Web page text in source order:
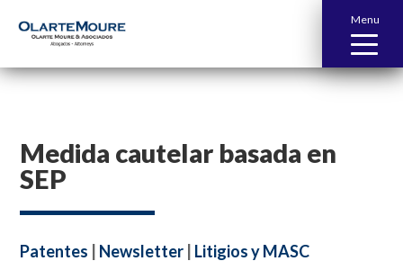
Menu
Medida cautelar basada en
SEP
Patentes Newsletter Litigios y MASC